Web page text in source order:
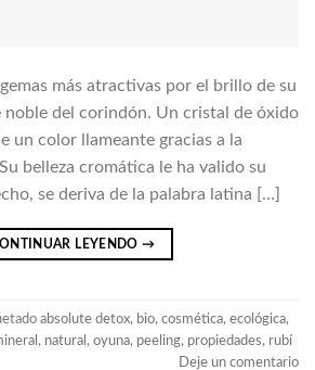
más atractivas por el brillo de su
noble del corindón. Un cristal de óxido
un color llameante gracias a la
belleza cromática le ha valido su
se deriva de la palabra latina […]
LEYENDO→
absolute detox, bio, cosmética, ecológica,
, natural , oyuna, peeling, propiedades, rubí
Deje un comentario